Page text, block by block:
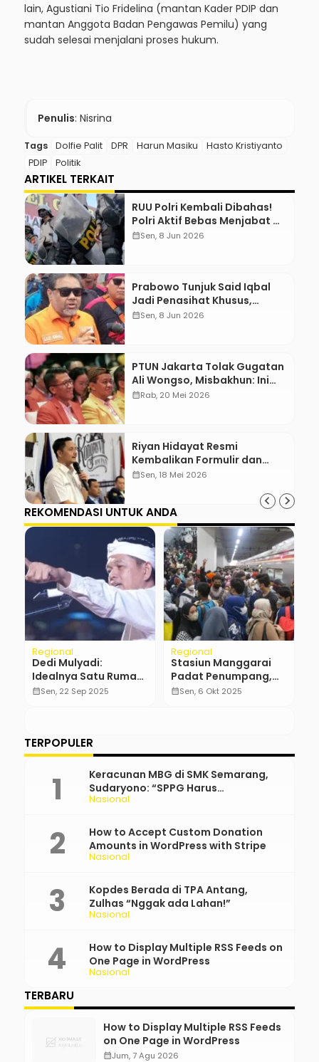
lain, Agustiani Tio Fridelina (mantan Kader PDIP dan
mantan Anggota Badan Pengawas Pemilu) yang
sudah selesai menjalani proses hukum.
Penulis: Nisrina
Tags Dolfie Palit DPR Harun Masiku
Hasto Kristiyanto
PDIP
Politik
ARTIKEL TERKAIT
RUU Polri Kembali Dibahas!
Polri Aktif Bebas Menjabat Di
Manapun
calendar_monthSen, 8 Jun 2026
Prabowo Tunjuk Said Iqbal
Jadi Penasihat Khusus,
Mengapa?
calendar_monthSen, 8 Jun 2026
PTUN Jakarta Tolak Gugatan
Ali Wongso, Misbakhun: Ini
hadiah Ulang Tahun Ke-66
calendar_monthRab, 20 Mei 2026
Riyan Hidayat Resmi
Kembalikan Formulir dan
Berkas Pencalonan Ketua
calendar_monthSen, 18 Mei 2026
REKOMENDASI UNTUK ANDA
Regional
Dedi Mulyadi:
Idealnya Satu Rumah
untuk Satu Keluarga
calendar_monthSen, 22 Sep 2025
Regional
Stasiun Manggarai
Padat Penumpang,
Antusiasme Warga
calendar_monthSen, 6 Okt 2025
TERPOPULER
Nasional
Keracunan MBG di SMK Semarang,
Sudaryono: “SPPG Harus
Bertanggung Jawab!”
Nasional
How to Accept Custom Donation
Amounts in WordPress with Stripe
Nasional
Kopdes Berada di TPA Antang,
Zulhas “Nggak ada Lahan!”
Nasional
How to Display Multiple RSS Feeds on
One Page in WordPress
TERBARU
How to Display Multiple RSS Feeds
on One Page in WordPress
calendar_monthJum, 7 Agu 2026